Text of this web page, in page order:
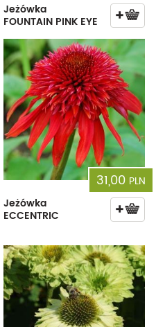
Jeżówka
FOUNTAIN PINK EYE
31,00 PLN
Jeżówka
ECCENTRIC